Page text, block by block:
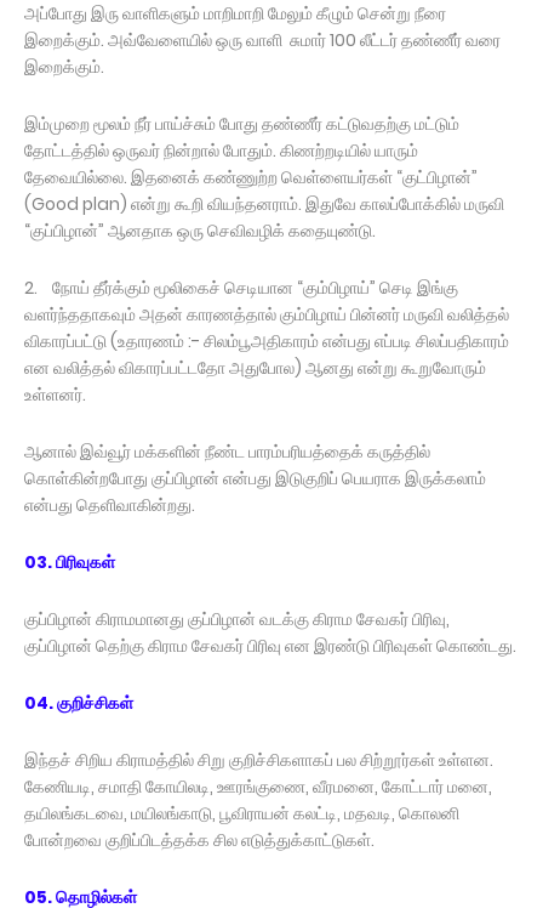
அப்போது இரு வாளிகளும் மாறிமாறி மேலும் கீழும் சென்று நீரை
இறைக்கும். அவ்வேளையில் ஒரு வாளி சுமார் 100 லீட்டர் தண்ணீர் வரை
இறைக்கும்.
இம்முறை மூலம் நீர் பாய்ச்சும் போது தண்ணீர் கட்டுவதற்கு மட்டும்
தோட்டத்தில் ஒருவர் நின்றால் போதும். கிணற்றடியில் யாரும்
தேவையில்லை. இதனைக் கண்ணுற்ற வெள்ளையர்கள் “குட்பிழான்”
(Good plan) என்று கூறி வியந்தனராம். இதுவே காலப்போக்கில் மருவி
“குப்பிழான்” ஆனதாக ஒரு செவிவழிக் கதையுண்டு.
2. நோய் தீர்க்கும் மூலிகைச் செடியான “கும்பிழாய்” செடி இங்கு
வளர்ந்ததாகவும் அதன் காரணத்தால் கும்பிழாய் பின்னர் மருவி வலித்தல்
விகாரப்பட்டு (உதாரணம் :- சிலம்பூஅதிகாரம் என்பது எப்படி சிலப்பதிகாரம்
என வலித்தல் விகாரப்பட்டதோ அதுபோல) ஆனது என்று கூறுவோரும்
உள்ளனர்.
ஆனால் இவ்வூர் மக்களின் நீண்ட பாரம்பரியத்தைக் கருத்தில்
கொள்கின்றபோது குப்பிழான் என்பது இடுகுறிப் பெயராக இருக்கலாம்
என்பது தெளிவாகின்றது.
03. பிரிவுகள்
குப்பிழான் கிராமமானது குப்பிழான் வடக்கு கிராம சேவகர் பிரிவு,
குப்பிழான் தெற்கு கிராம சேவகர் பிரிவு என இரண்டு பிரிவுகள் கொண்டது.
04. குறிச்சிகள்
இந்தச் சிறிய கிராமத்தில் சிறு குறிச்சிகளாகப் பல சிற்றூர்கள் உள்ளன.
கேணியடி, சமாதி கோயிலடி, ஊரங்குணை, வீரமனை, கோட்டார் மனை,
தயிலங்கடவை, மயிலங்காடு, பூவிராயன் கலட்டி, மதவடி, கொலனி
போன்றவை குறிப்பிடத்தக்க சில எடுத்துக்காட்டுகள்.
05. தொழில்கள்